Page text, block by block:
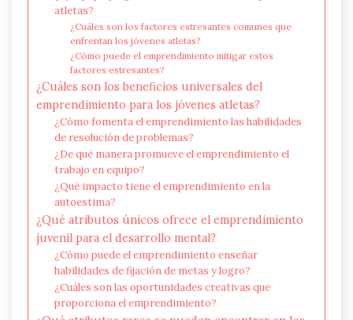
atletas?
¿Cuáles son los factores estresantes comunes que
enfrentan los jóvenes atletas?
¿Cómo puede el emprendimiento mitigar estos
factores estresantes?
¿Cuáles son los beneficios universales del
emprendimiento para los jóvenes atletas?
¿Cómo fomenta el emprendimiento las habilidades
de resolución de problemas?
¿De qué manera promueve el emprendimiento el
trabajo en equipo?
¿Qué impacto tiene el emprendimiento en la
autoestima?
¿Qué atributos únicos ofrece el emprendimiento
juvenil para el desarrollo mental?
¿Cómo puede el emprendimiento enseñar
habilidades de fijación de metas y logro?
¿Cuáles son las oportunidades creativas que
proporciona el emprendimiento?